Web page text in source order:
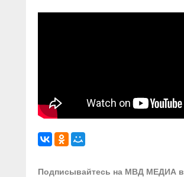
Подписывайтесь на МВД МЕДИА в